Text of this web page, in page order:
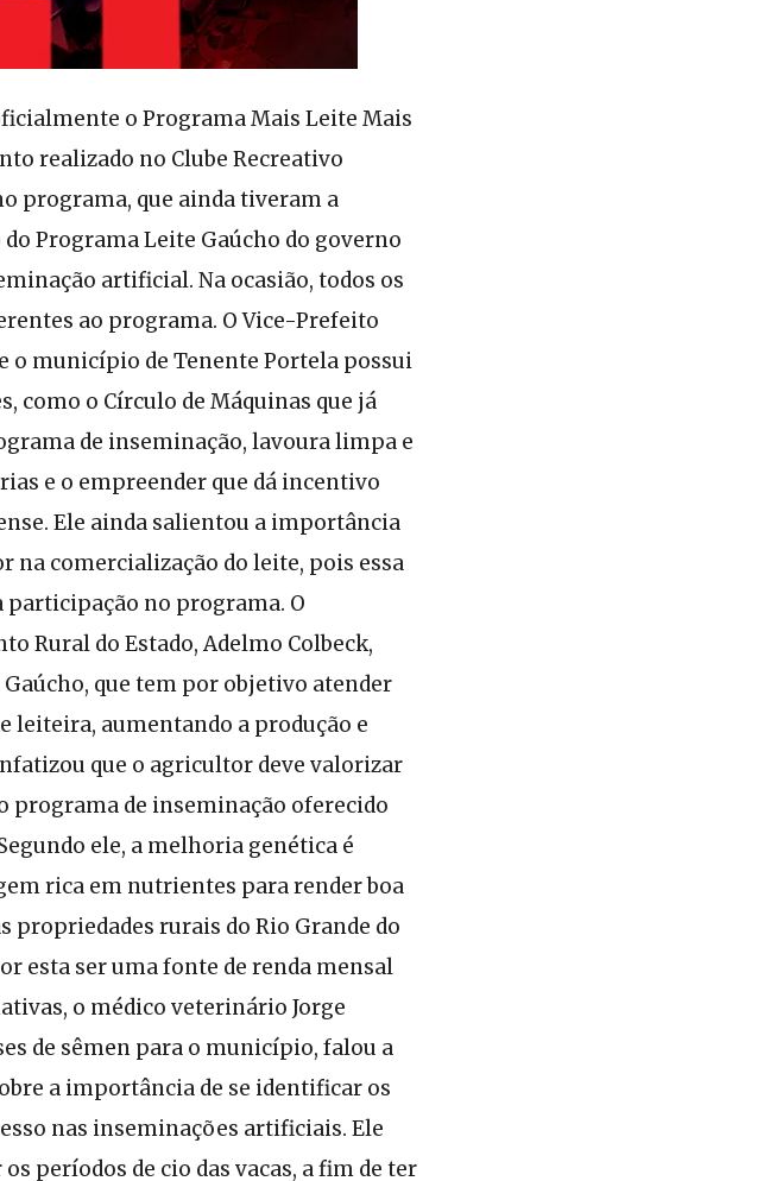
o Programa Mais Leite Mais
realizado no Clube Recreativo
programa, que ainda tiveram a
Programa Leite Gaúcho do governo
artificial. Na ocasião, todos os
ao programa. O Vice-Prefeito
o município de Tenente Portela possui
como o Círculo de Máquinas que já
de inseminação, lavoura limpa e
e o empreender que dá incentivo
Ele ainda salientou a importância
na comercialização do leite, pois essa
no programa. O
Rural do Estado, Adelmo Colbeck,
que tem por objetivo atender
leiteira, aumentando a produção e
que o agricultor deve valorizar
programa de inseminação oferecido
ele, a melhoria genética é
rica em nutrientes para render boa
propriedades rurais do Rio Grande do
esta ser uma fonte de renda mensal
o médico veterinário Jorge
de sêmen para o município, falou a
a importância de se identificar os
nas inseminações artificiais. Ele
períodos de cio das vacas, a fim de ter